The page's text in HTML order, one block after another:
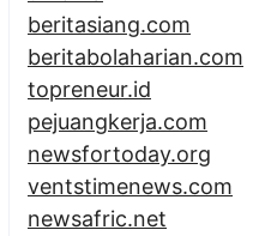
beritasiang.com
beritabolaharian.com
topreneur.id
pejuangkerja.com
newsfortoday.org
ventstimenews.com
newsafric.net